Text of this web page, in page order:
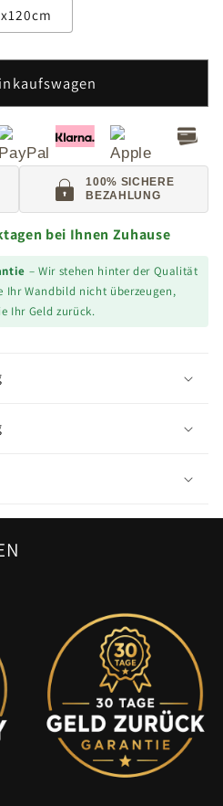
100% SICHERE
BEZAHLUNG
bei Ihnen Zuhause
– Wir stehen hinter der Qualität
Ihr Wandbild nicht überzeugen,
Ihr Geld zurück.